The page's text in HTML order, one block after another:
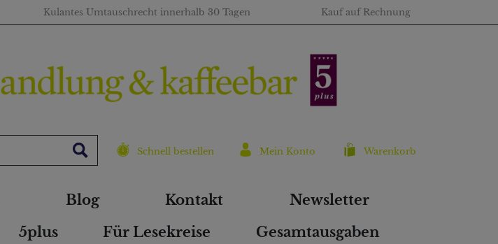
Kulantes Umtauschrecht innerhalb 30 Tagen Kauf auf Rechnung
Schnell bestellen Mein Konto Warenkorb
Blog Kontakt
Newsletter
5plus Für Lesekreise
Gesamtausgaben